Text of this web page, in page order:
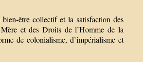
être collectif et la satisfaction des
et des Droits de l’Homme de la
de colonialisme, d’impérialisme et